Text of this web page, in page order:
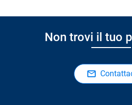
Non trovi il tuo